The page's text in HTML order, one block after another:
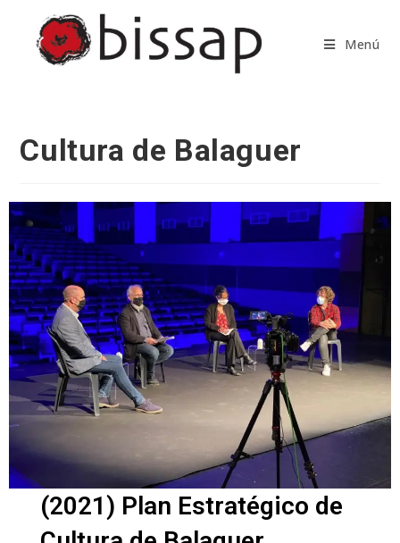
contenido
Menú
Cultura de Balaguer
(2021) Plan Estratégico de